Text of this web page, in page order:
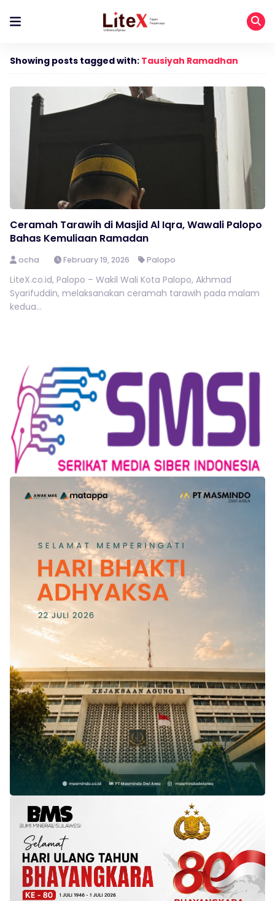
Showing posts tagged with: Tausiyah Ramadhan
Ceramah Tarawih di Masjid Al Iqra, Wawali Palopo
Bahas Kemuliaan Ramadan
ocha February 19, 2026 Palopo
LiteX.co.id, Palopo – Wakil Wali Kota Palopo, Akhmad
Syarifuddin, melaksanakan ceramah tarawih pada malam
kedua...